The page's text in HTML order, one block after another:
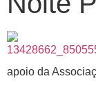
apoio da